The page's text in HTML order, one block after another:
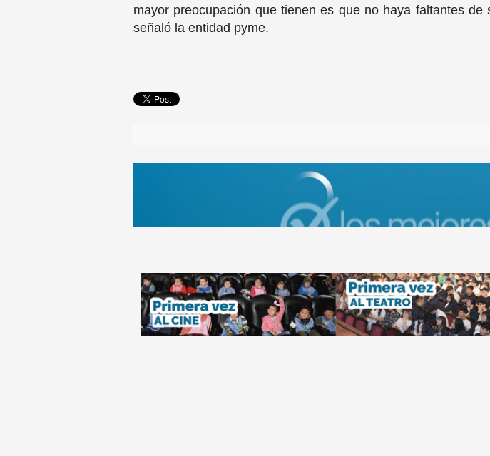
mayor preocupación que tienen es que no haya faltantes
señaló la entidad pyme.